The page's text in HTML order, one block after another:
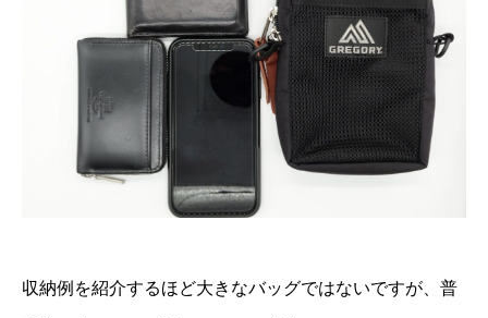
収納例を紹介するほど大きなバッグではないですが、普